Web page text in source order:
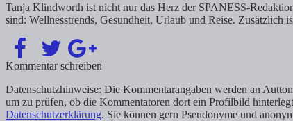
Tanja Klindworth ist nicht nur das Herz der SPANESS-
sind: Wellnesstrends, Gesundheit, Urlaub und Reise. Zusätzlich
Kommentar schreiben
Datenschutzhinweise: Die Kommentarangaben werden an
um zu prüfen, ob die Kommentatoren dort ein Profilbild
Datenschutzerklärung. Sie können gern Pseudonyme und